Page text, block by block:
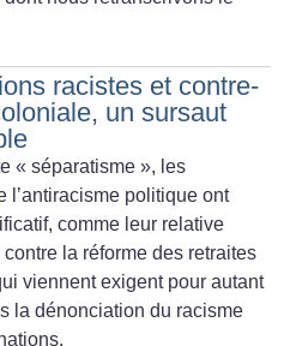
racistes et contre-
un sursaut
« séparatisme », les
l’antiracisme politique ont
comme leur relative
la réforme des retraites
viennent exigent pour autant
la dénonciation du racisme